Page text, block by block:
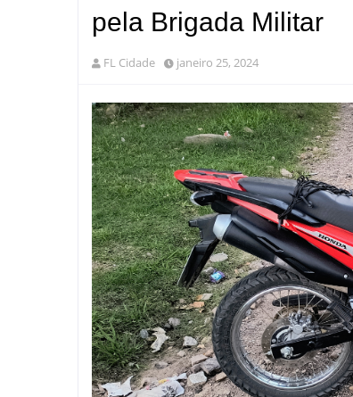
pela Brigada Militar
FL Cidade janeiro 25, 2024